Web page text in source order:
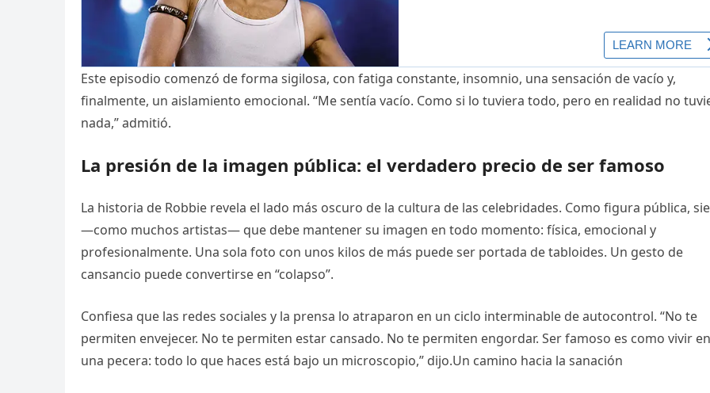
Este episodio comenzó de forma sigilosa, con fatiga constante, insomnio, una sensación de vacío y,
finalmente, un aislamiento emocional. “Me sentía vacío. Como si lo tuviera todo, pero en realidad no
nada,” admitió.
La presión de la imagen pública: el verdadero precio de ser famoso
La historia de Robbie revela el lado más oscuro de la cultura de las celebridades. Como figura pública,
—como muchos artistas— que debe mantener su imagen en todo momento: física, emocional y
profesionalmente. Una sola foto con unos kilos de más puede ser portada de tabloides. Un gesto de
cansancio puede convertirse en “colapso”.
Confiesa que las redes sociales y la prensa lo atraparon en un ciclo interminable de autocontrol. “No te
permiten envejecer. No te permiten estar cansado. No te permiten engordar. Ser famoso es como vivir en
una pecera: todo lo que haces está bajo un microscopio,” dijo.Un camino hacia la sanación